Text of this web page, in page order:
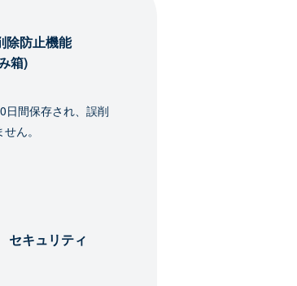
除防止機能
箱)
日間保存され、誤削
ん。
セキュリティ